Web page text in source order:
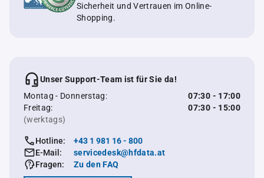
Sicherheit und Vertrauen im Online-
Shopping.
Unser Support-Team ist für Sie da!
Montag - Donnerstag:
07:30 - 17:00
Freitag:
07:30 - 15:00
(werktags)
Hotline:
+43 1 981 16 - 800
E-Mail:
servicedesk@hfdata.at
Fragen:
Zu den FAQ